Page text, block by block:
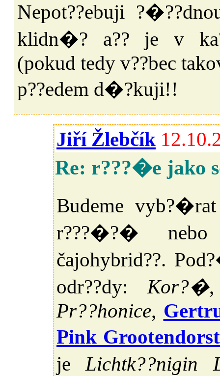
Nepot??ebuji
klidn�? a?? je v
(pokud tedy v??bec
p??edem d�?kuji!!
Jiří Žlebčík
Re: r???�e jako
Budeme vyb?�rat
r???�?� nebo
čajohybrid??.
odr??dy:Kor?�
Pr??honice,
Pink Grootendorst
jeLichtk??nigin